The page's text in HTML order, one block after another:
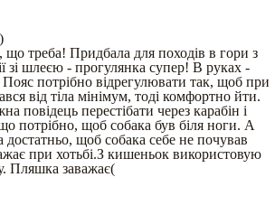
)
треба! Придбала для походів в гори з
зі шлеєю - прогулянка супер! В руках -
потрібно відрегулювати так, щоб при
від тіла мінімум, тоді комфортно йти.
повідець перестібати через карабін і
потрібно, щоб собака був біля ноги. А
щоб собака себе не почував
при хотьбі.З кишеньок використовую
Пляшка заважає(